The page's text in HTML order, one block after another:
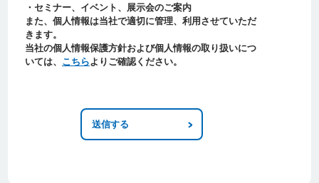
・セミナー、イベント、展示会のご案内
また、個人情報は当社で適切に管理、利用させていただ
きます。
当社の個人情報保護方針および個人情報の取り扱いにつ
いては、 こちら よりご確認ください。